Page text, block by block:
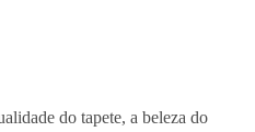
do tapete, a beleza do